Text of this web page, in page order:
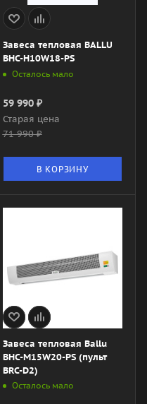
Завеса тепловая BALLU
BHC-H10W18-PS
Осталось мало
59 990₽
Старая цена
71 990₽
В КОРЗИНУ
Завеса тепловая Ballu
BHC-M15W20-PS (пульт
BRC-D2)
Осталось мало